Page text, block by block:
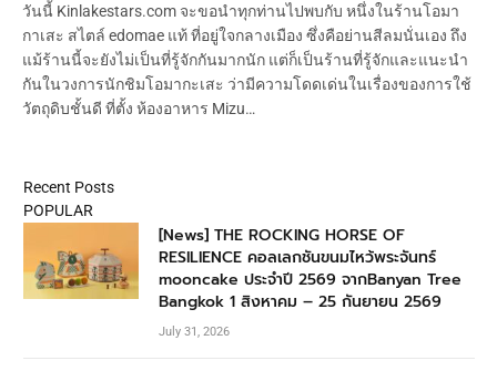
วันนี้ Kinlakestars.com จะขอนำทุกท่านไปพบกับ หนึ่งในร้านโอมา
กาเสะ สไตล์ edomae แท้ ที่อยู่ใจกลางเมือง ซึ่งคือย่านสีลมนั่นเอง ถึง
แม้ร้านนี้จะยังไม่เป็นที่รู้จักกันมากนัก แต่ก็เป็นร้านที่รู้จักและแนะนำ
กันในวงการนักชิมโอมากะเสะ ว่ามีความโดดเด่นในเรื่องของการใช้
วัตถุดิบชั้นดี ที่ตั้ง ห้องอาหาร Mizu…
Recent Posts
POPULAR
[News] THE ROCKING HORSE OF
RESILIENCE คอลเลกชันขนมไหว้พระจันทร์
mooncake ประจำปี 2569 จากBanyan Tree
Bangkok 1 สิงหาคม – 25 กันยายน 2569
July 31, 2026